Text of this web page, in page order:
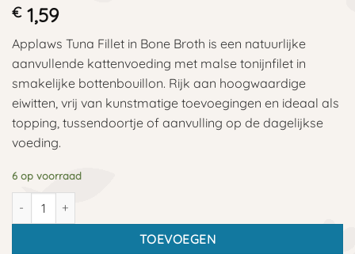
€1,59
Applaws Tuna Fillet in Bone Broth is een natuurlijke
aanvullende kattenvoeding met malse tonijnfilet in
smakelijke bottenbouillon. Rijk aan hoogwaardige
eiwitten, vrij van kunstmatige toevoegingen en ideaal als
topping, tussendoortje of aanvulling op de dagelijkse
voeding.
6 op voorraad
Applaws tuna fillet in bone broth aantal
TOEVOEGEN